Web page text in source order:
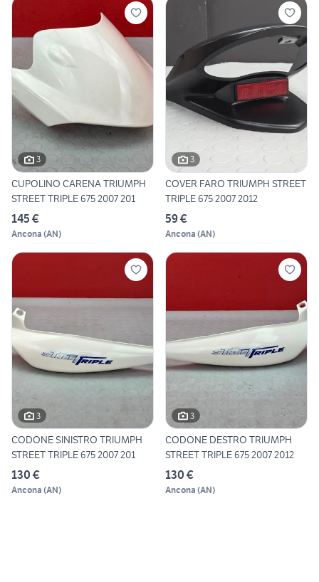
3
CUPOLINO CARENA TRIUMPH
STREET TRIPLE 675 2007 201
145 €
Ancona (AN)
3
COVER FARO TRIUMPH STREET
TRIPLE 675 2007 2012
59 €
Ancona (AN)
3
CODONE SINISTRO TRIUMPH
STREET TRIPLE 675 2007 201
130 €
Ancona (AN)
3
CODONE DESTRO TRIUMPH
STREET TRIPLE 675 2007 2012
130 €
Ancona (AN)